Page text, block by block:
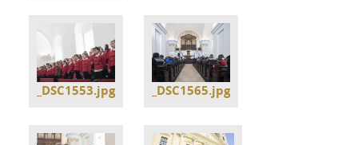
_DSC1553.jpg _DSC1565.jpg